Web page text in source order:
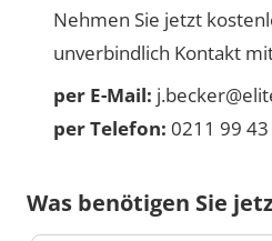
Nehmen Sie jetzt
unverbindlich Kontakt
per E-Mail:
per Telefon: 0211 99
Was benötigen Sie